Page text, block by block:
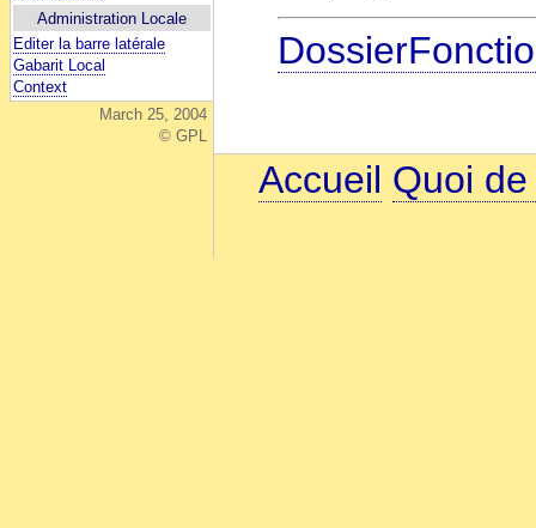
Administration Locale
Editer la barre latérale
Gabarit Local
Context
March 25, 2004
© GPL
Accueil Quoi